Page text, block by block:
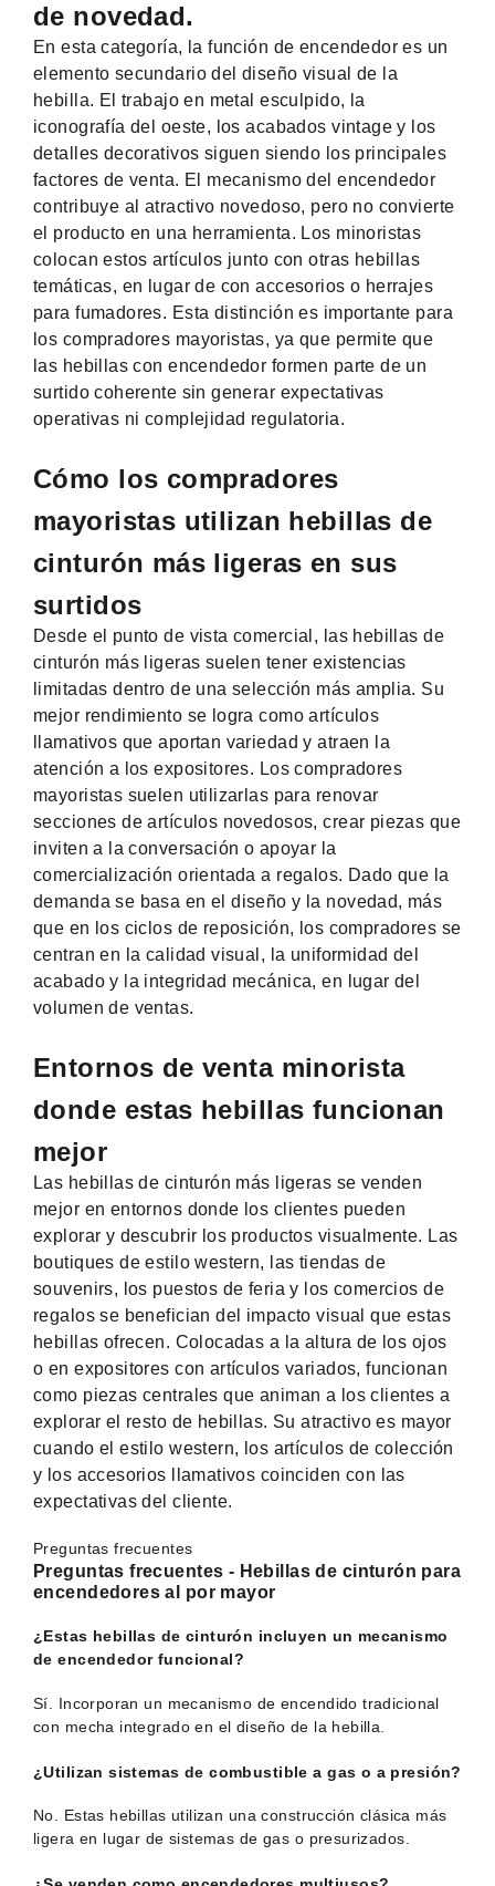
de novedad.
En esta categoría, la función de encendedor es un
elemento secundario del diseño visual de la
hebilla. El trabajo en metal esculpido, la
iconografía del oeste, los acabados vintage y los
detalles decorativos siguen siendo los principales
factores de venta. El mecanismo del encendedor
contribuye al atractivo novedoso, pero no convierte
el producto en una herramienta. Los minoristas
colocan estos artículos junto con otras hebillas
temáticas, en lugar de con accesorios o herrajes
para fumadores. Esta distinción es importante para
los compradores mayoristas, ya que permite que
las hebillas con encendedor formen parte de un
surtido coherente sin generar expectativas
operativas ni complejidad regulatoria.
Cómo los compradores
mayoristas utilizan hebillas de
cinturón más ligeras en sus
surtidos
Desde el punto de vista comercial, las hebillas de
cinturón más ligeras suelen tener existencias
limitadas dentro de una selección más amplia. Su
mejor rendimiento se logra como artículos
llamativos que aportan variedad y atraen la
atención a los expositores. Los compradores
mayoristas suelen utilizarlas para renovar
secciones de artículos novedosos, crear piezas que
inviten a la conversación o apoyar la
comercialización orientada a regalos. Dado que la
demanda se basa en el diseño y la novedad, más
que en los ciclos de reposición, los compradores se
centran en la calidad visual, la uniformidad del
acabado y la integridad mecánica, en lugar del
volumen de ventas.
Entornos de venta minorista
donde estas hebillas funcionan
mejor
Las hebillas de cinturón más ligeras se venden
mejor en entornos donde los clientes pueden
explorar y descubrir los productos visualmente. Las
boutiques de estilo western, las tiendas de
souvenirs, los puestos de feria y los comercios de
regalos se benefician del impacto visual que estas
hebillas ofrecen. Colocadas a la altura de los ojos
o en expositores con artículos variados, funcionan
como piezas centrales que animan a los clientes a
explorar el resto de hebillas. Su atractivo es mayor
cuando el estilo western, los artículos de colección
y los accesorios llamativos coinciden con las
expectativas del cliente.
Preguntas frecuentes
Preguntas frecuentes - Hebillas de cinturón para
encendedores al por mayor
¿Estas hebillas de cinturón incluyen un mecanismo
de encendedor funcional?
Sí. Incorporan un mecanismo de encendido tradicional
con mecha integrado en el diseño de la hebilla.
¿Utilizan sistemas de combustible a gas o a presión?
No. Estas hebillas utilizan una construcción clásica más
ligera en lugar de sistemas de gas o presurizados.